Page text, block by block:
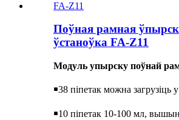
Поўная рамная
ўстаноўка FA-Z11
Модуль упырску поўнай
￭38 піпетак можна загрузіць
￭10 піпетак 10-100 мл,